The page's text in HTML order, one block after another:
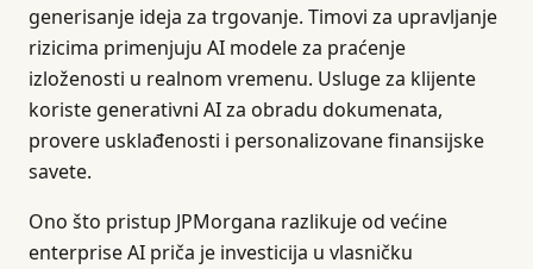
generisanje ideja za trgovanje. Timovi za upravljanje
rizicima primenjuju AI modele za praćenje
izloženosti u realnom vremenu. Usluge za klijente
koriste generativni AI za obradu dokumenata,
provere usklađenosti i personalizovane finansijske
savete.
Ono što pristup JPMorgana razlikuje od većine
enterprise AI priča je investicija u vlasničku